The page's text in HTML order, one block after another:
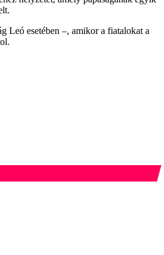
Leó esetében –, amikor a fiatalokat a